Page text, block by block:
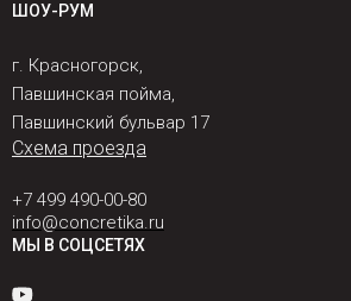
ШОУ-РУМ
г. Красногорск,
Павшинская пойма,
Павшинский бульвар 17
Схема проезда
+7 499 490-00-80
info@concretika.ru
МЫ В СОЦСЕТЯХ